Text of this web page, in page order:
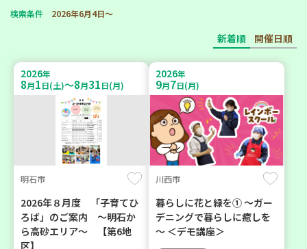
検索条件 2026年6月4日～
新着順 開催日順
2026年
8月1日(土)～8月31日(月)
明石市
2026年８月度 「子育てひ
ろば」のご案内 ～明石か
ら高砂エリア～ 【第6地
区】
2026年
9月7日(月)
川西市
暮らしに花と緑を① ～ガー
デニングで暮らしに癒しを
～ ＜デモ講座＞